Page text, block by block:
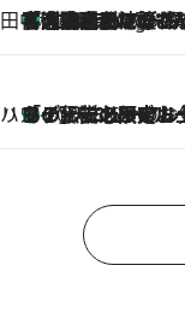
田中稲の勝手に再ブ
4 Hours Ago
「湘南乃風に憧れて」観客大盛上がりの“タオル回し”に、ラッパー顔負けの高速歌唱まで…さだまさし（74）のアグレッシブすぎる現在地
ハワイ賢者 リサのお気に入りリスト2026.8.6
あの伝説の限定トートも！ リニューアルした「ディーン＆デルーカ